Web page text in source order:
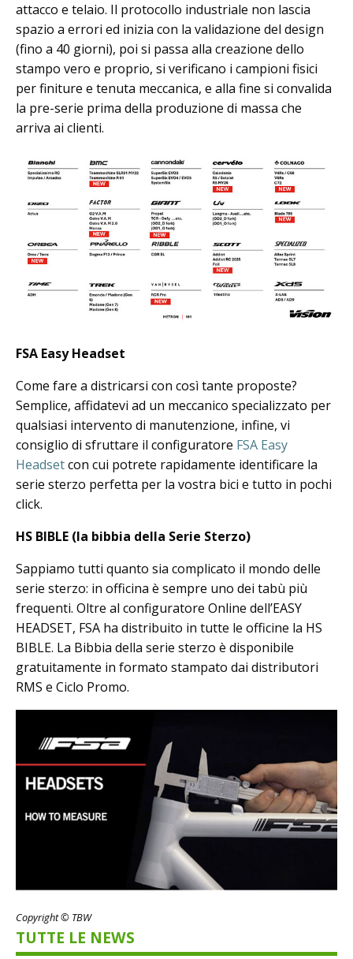
attacco e telaio. Il protocollo industriale non lascia
spazio a errori ed inizia con la validazione del design
(fino a 40 giorni), poi si passa alla creazione dello
stampo vero e proprio, si verificano i campioni fisici
per finiture e tenuta meccanica, e alla fine si convalida
la pre-serie prima della produzione di massa che
arriva ai clienti.
FSA Easy Headset
Come fare a districarsi con così tante proposte?
Semplice, affidatevi ad un meccanico specializzato per
qualsiasi intervento di manutenzione, infine, vi
consiglio di sfruttare il configuratore FSA Easy
Headsetcon cui potrete rapidamente identificare la
serie sterzo perfetta per la vostra bici e tutto in pochi
click.
HS BIBLE (la bibbia della Serie Sterzo)
Sappiamo tutti quanto sia complicato il mondo delle
serie sterzo: in officina è sempre uno dei tabù più
frequenti. Oltre al configuratore Online dell’EASY
HEADSET, FSA ha distribuito in tutte le officine la HS
BIBLE. La Bibbia della serie sterzo è disponibile
gratuitamente in formato stampato dai distributori
RMS e Ciclo Promo.
Copyright © TBW
TUTTE LE NEWS